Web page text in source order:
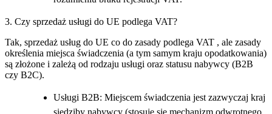
3. Czy sprzedaż usługi do UE podlega VAT?
Tak, sprzedaż usług do UE co do zasady podlega VAT , ale zasady
określenia miejsca świadczenia (a tym samym kraju opodatkowania)
są złożone i zależą od rodzaju usługi oraz statusu nabywcy (B2B
czy B2C).
Usługi B2B: Miejscem świadczenia jest zazwyczaj kraj
siedziby nabywcy (stosuje się mechanizm odwrotnego